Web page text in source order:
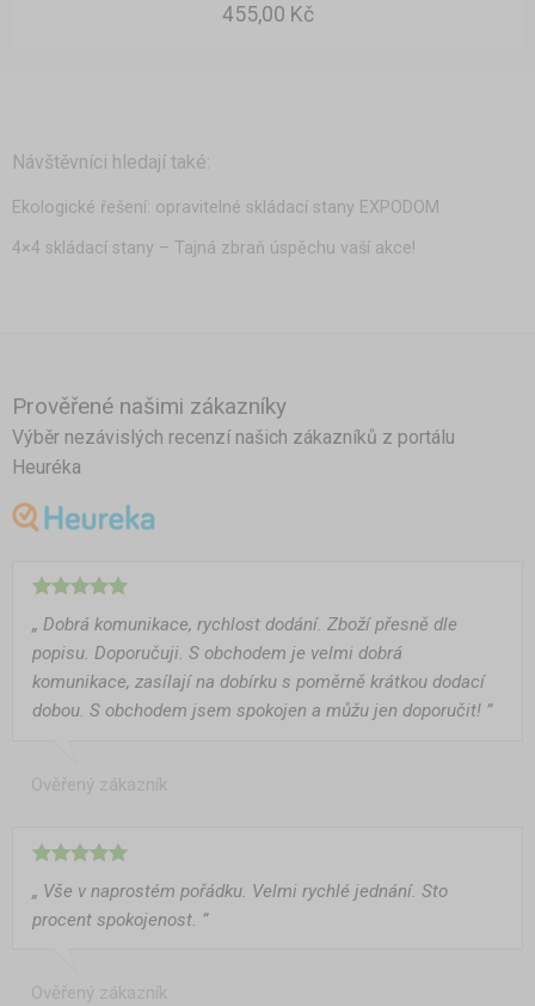
455,00 Kč
Návštěvníci hledají také:
Ekologické řešení: opravitelné skládací stany EXPODOM
4×4 skládací stany – Tajná zbraň úspěchu vaší akce!
Prověřené našimi zákazníky
Výběr nezávislých recenzí našich zákazníků z portálu
Heuréka
„ Dobrá komunikace, rychlost dodání. Zboží přesně dle
popisu. Doporučuji. S obchodem je velmi dobrá
komunikace, zasílají na dobírku s poměrně krátkou dodací
dobou. S obchodem jsem spokojen a můžu jen doporučit! ”
Ověřený zákazník
„ Vše v naprostém pořádku. Velmi rychlé jednání. Sto
procent spokojenost. ”
Ověřený zákazník